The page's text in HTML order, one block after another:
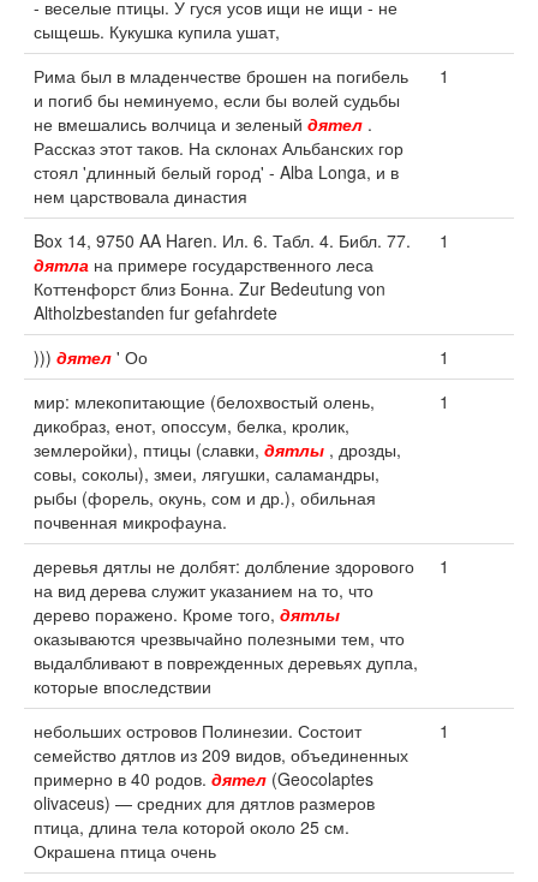
- веселые птицы. У гуся усов ищи не ищи - не
сыщешь. Кукушка купила ушат,
Рима был в младенчестве брошен на погибель
и погиб бы неминуемо, если бы волей судьбы
не вмешались волчица и зеленый дятел .
Рассказ этот таков. На склонах Альбанских гор
стоял 'длинный белый город' - Alba Longa, и в
нем царствовала династия
1
Box 14, 9750 AA Haren. Ил. 6. Табл. 4. Библ. 77.
дятла на примере государственного леса
Коттенфорст близ Бонна. Zur Bedeutung von
Altholzbestanden fur gefahrdete
1
))) дятел ' Оо
1
мир: млекопитающие (белохвостый олень,
дикобраз, енот, опоссум, белка, кролик,
землеройки), птицы (славки, дятлы , дрозды,
совы, соколы), змеи, лягушки, саламандры,
рыбы (форель, окунь, сом и др.), обильная
почвенная микрофауна.
1
деревья дятлы не долбят: долбление здорового
на вид дерева служит указанием на то, что
дерево поражено. Кроме того, дятлы
оказываются чрезвычайно полезными тем, что
выдалбливают в поврежденных деревьях дупла,
которые впоследствии
1
небольших островов Полинезии. Состоит
семейство дятлов из 209 видов, объединенных
примерно в 40 родов. дятел (Geocolaptes
olivaceus) — средних для дятлов размеров
птица, длина тела которой около 25 см.
Окрашена птица очень
1